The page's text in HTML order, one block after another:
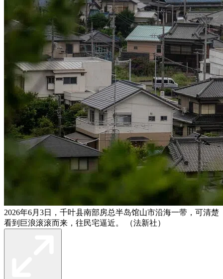
2026年6月3日，千叶县南部房总半岛馆山市沿海一带，可清楚
看到巨浪滚滚而来，往民宅逼近。 （法新社）